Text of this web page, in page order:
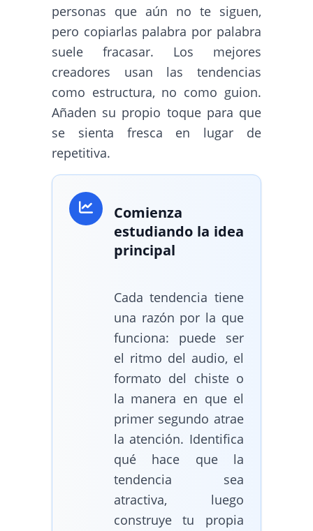
personas que aún no te siguen,
pero copiarlas palabra por palabra
suele fracasar. Los mejores
creadores usan las tendencias
como estructura, no como guion.
Añaden su propio toque para que
se sienta fresca en lugar de
repetitiva.
Comienza
estudiando la idea
principal
Cada tendencia tiene
una razón por la que
funciona: puede ser
el ritmo del audio, el
formato del chiste o
la manera en que el
primer segundo atrae
la atención. Identifica
qué hace que la
tendencia sea
atractiva, luego
construye tu propia